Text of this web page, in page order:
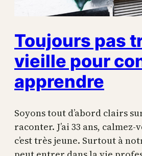
Toujours pas
vieille pour
apprendre
Soyons tout d’abord clairs
raconter. J’ai 33 ans, calmez-
c’est très jeune. Surtout à